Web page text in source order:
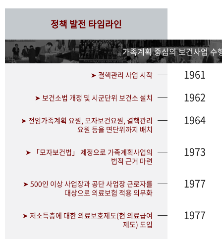
정책 발전 타임라인
가족계획 중심의 보건사업 수
➤ 결핵관리 사업 시작 1961
➤ 보건소법 개정 및 시군단위 보건소 설치 1962
➤ 전임가족계획 요원, 모자보건요원, 결핵관리
요원 등을 면단위까지 배치
1964
➤ 「모자보건법」 제정으로 가족계획사업의
법적 근거 마련
1973
➤ 500인 이상 사업장과 공단 사업장 근로자를
대상으로 의료보험 적용 의무화
1977
➤ 저소득층에 대한 의료보호제도(현 의료급여
제도) 도입
1977